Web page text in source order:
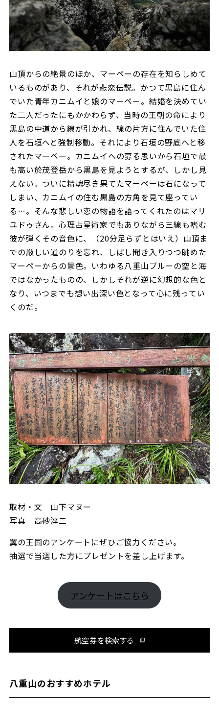
山頂からの絶景のほか、マーペーの存在を知らしめて
いるものがあり、それが悲恋伝説。かつて黒島に住ん
でいた青年カニムイと娘のマーペー。結婚を決めてい
た二人だったにもかかわらず、当時の王朝の命により
黒島の中道から線が引かれ、線の片方に住んでいた住
人を石垣へと強制移動。それにより石垣の野底へと移
されたマーペー。カニムイへの募る思いから石垣で最
も高い於茂登岳から黒島を見ようとするが、しかし見
えない。ついに精魂尽き果てたマーペーは石になって
しまい、カニムイの住む黒島の方角を見て座ってい
る…。そんな悲しい恋の物語を語ってくれたのはマリ
ユドゥさん。心理占星術家でもありながら三線も嗜む
彼が弾くその音色に、（20分足らずとはいえ）山頂ま
での厳しい道のりを忘れ、しばし聞き入りつつ眺めた
マーペーからの景色。いわゆる八重山ブルーの空と海
ではなかったものの、しかしそれが逆に幻想的な色と
なり、いつまでも想い出深い色となって心に残ってい
くのだ。
取材・文 山下マヌー
写真 高砂淳二
翼の王国のアンケートにぜひご協力ください。
抽選で当選した方にプレゼントを差し上げます。
アンケートはこちら
航空券を検索する
八重山のおすすめホテル